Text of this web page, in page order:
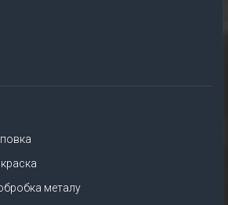
металу